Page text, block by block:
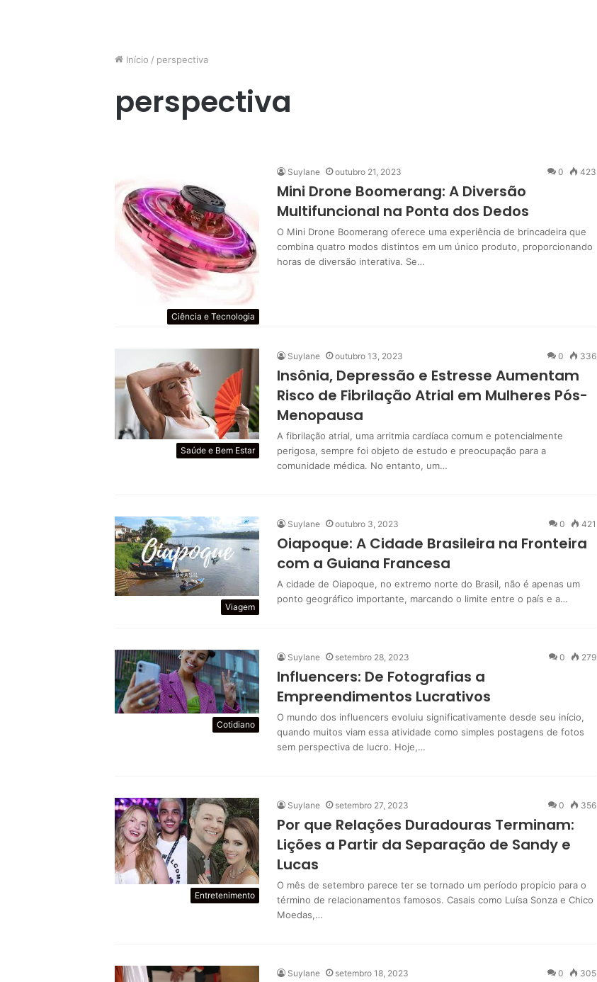
Início / perspectiva
perspectiva
Ciência e Tecnologia
Suylane outubro 21, 2023 0 423
Mini Drone Boomerang: A Diversão
Multifuncional na Ponta dos Dedos
O Mini Drone Boomerang oferece uma experiência de brincadeira que
combina quatro modos distintos em um único produto, proporcionando
horas de diversão interativa. Se…
Saúde e Bem Estar
Suylane outubro 13, 2023 0 336
Insônia, Depressão e Estresse Aumentam
Risco de Fibrilação Atrial em Mulheres Pós-
Menopausa
A fibrilação atrial, uma arritmia cardíaca comum e potencialmente
perigosa, sempre foi objeto de estudo e preocupação para a
comunidade médica. No entanto, um…
Viagem
Suylane outubro 3, 2023 0 421
Oiapoque: A Cidade Brasileira na Fronteira
com a Guiana Francesa
A cidade de Oiapoque, no extremo norte do Brasil, não é apenas um
ponto geográfico importante, marcando o limite entre o país e a…
Cotidiano
Suylane setembro 28, 2023 0 279
Influencers: De Fotografias a
Empreendimentos Lucrativos
O mundo dos influencers evoluiu significativamente desde seu início,
quando muitos viam essa atividade como simples postagens de fotos
sem perspectiva de lucro. Hoje,…
Entretenimento
Suylane setembro 27, 2023 0 356
Por que Relações Duradouras Terminam:
Lições a Partir da Separação de Sandy e
Lucas
O mês de setembro parece ter se tornado um período propício para o
término de relacionamentos famosos. Casais como Luísa Sonza e Chico
Moedas,…
Suylane setembro 18, 2023 0 305